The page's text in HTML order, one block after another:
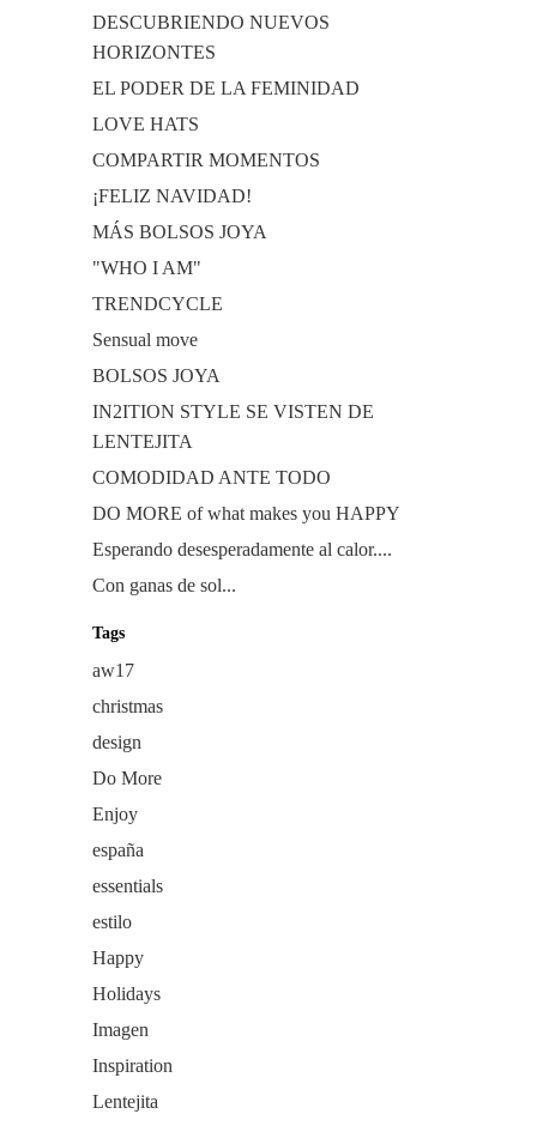
DESCUBRIENDO NUEVOS
HORIZONTES
EL PODER DE LA FEMINIDAD
LOVE HATS
COMPARTIR MOMENTOS
¡FELIZ NAVIDAD!
MÁS BOLSOS JOYA
"WHO I AM"
TRENDCYCLE
Sensual move
BOLSOS JOYA
IN2ITION STYLE SE VISTEN DE
LENTEJITA
COMODIDAD ANTE TODO
DO MORE of what makes you HAPPY
Esperando desesperadamente al calor....
Con ganas de sol...
Tags
aw17
christmas
design
Do More
Enjoy
españa
essentials
estilo
Happy
Holidays
Imagen
Inspiration
Lentejita